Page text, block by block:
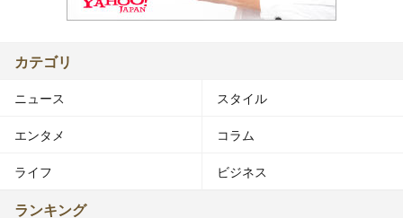
カテゴリ
ニュース スタイル
エンタメ コラム
ライフ ビジネス
ランキング